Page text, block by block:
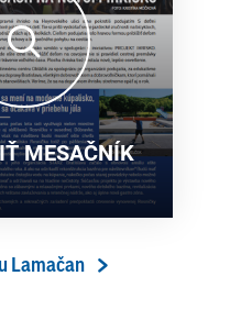
Simultánky pod
Lamači priniesol
šach aj príjemnú
atmosféru
MESAČNÍK
Lamačan